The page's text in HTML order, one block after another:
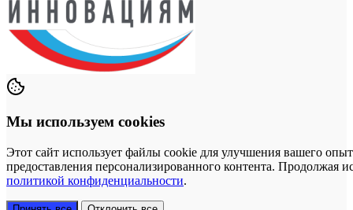
Мы используем cookies
Этот сайт использует файлы cookie для улучшения вашего
предоставления персонализированного контента. Продолжая
политикой конфиденциальности.